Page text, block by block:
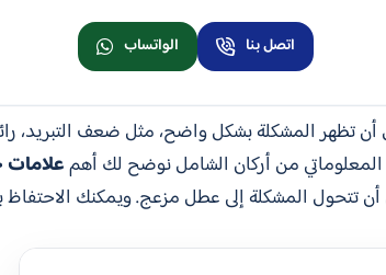
اتصل بنا الواتساب
أن تظهر المشكلة بشكل واضح، مثل ضعف التبريد،
المعلوماتي من أركان الشامل نوضح لك أهمعلامات
تتحول المشكلة إلى عطل مزعج. ويمكنك الاحتفاظ